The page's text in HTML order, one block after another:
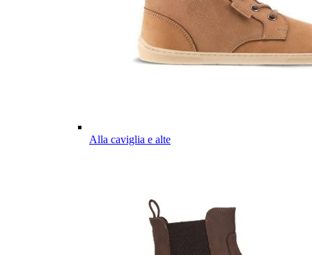
Alla caviglia e alte